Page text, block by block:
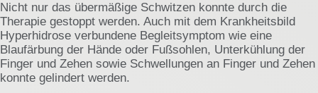
Nicht nur das übermäßige Schwitzen konnte durch die
Therapie gestoppt werden. Auch mit dem Krankheitsbild
Hyperhidrose verbundene Begleitsymptom wie eine
Blaufärbung der Hände oder Fußsohlen, Unterkühlung der
Finger und Zehen sowie Schwellungen an Finger und Zehen
konnte gelindert werden.